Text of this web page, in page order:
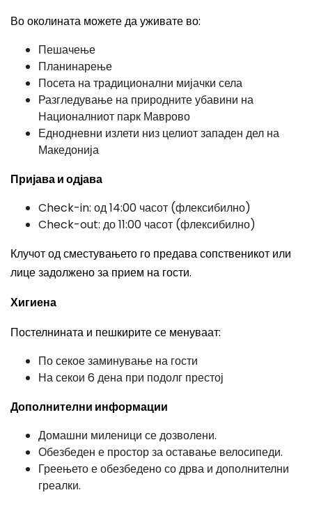
Во околината можете да уживате во:
Пешачење
Планинарење
Посета на традиционални мијачки села
Разгледување на природните убавини на
Националниот парк Маврово
Еднодневни излети низ целиот западен дел на
Македонија
Пријава и одјава
Check-in: од 14:00 часот (флексибилно)
Check-out: до 11:00 часот (флексибилно)
Клучот од сместувањето го предава сопственикот или
лице задолжено за прием на гости.
Хигиена
Постелнината и пешкирите се менуваат:
По секое заминување на гости
На секои 6 дена при подолг престој
Дополнителни информации
Домашни миленици се дозволени.
Обезбеден е простор за оставање велосипеди.
Греењето е обезбедено со дрва и дополнителни
греалки.